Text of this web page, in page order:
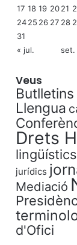
17 18 19 2021
2425 26 27 28
31
« jul.
set.
Veus
Llengua
Drets
lingüístics
jurídics
Mediació
d'Ofici